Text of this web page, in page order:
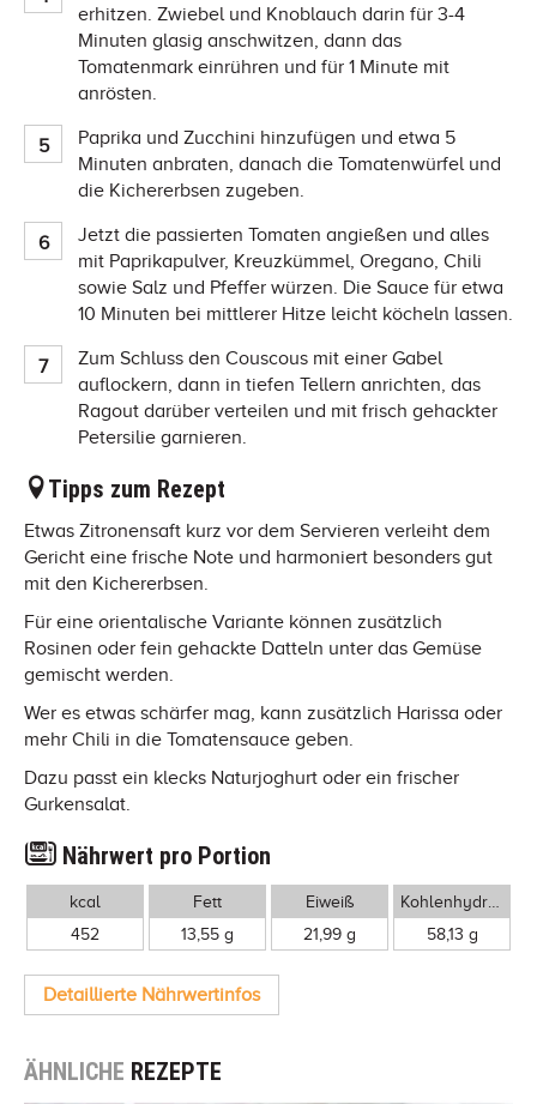
erhitzen. Zwiebel und Knoblauch darin für 3-4
Minuten glasig anschwitzen, dann das
Tomatenmark einrühren und für 1 Minute mit
anrösten.
Paprika und Zucchini hinzufügen und etwa 5
Minuten anbraten, danach die Tomatenwürfel und
die Kichererbsen zugeben.
Jetzt die passierten Tomaten angießen und alles
mit Paprikapulver, Kreuzkümmel, Oregano, Chili
sowie Salz und Pfeffer würzen. Die Sauce für etwa
10 Minuten bei mittlerer Hitze leicht köcheln lassen.
Zum Schluss den Couscous mit einer Gabel
auflockern, dann in tiefen Tellern anrichten, das
Ragout darüber verteilen und mit frisch gehackter
Petersilie garnieren.
Tipps zum Rezept
Etwas Zitronensaft kurz vor dem Servieren verleiht dem
Gericht eine frische Note und harmoniert besonders gut
mit den Kichererbsen.
Für eine orientalische Variante können zusätzlich
Rosinen oder fein gehackte Datteln unter das Gemüse
gemischt werden.
Wer es etwas schärfer mag, kann zusätzlich Harissa oder
mehr Chili in die Tomatensauce geben.
Dazu passt ein klecks Naturjoghurt oder ein frischer
Gurkensalat.
Nährwert pro Portion
kcal
452
Fett
13,55 g
Eiweiß
21,99 g
58,13 g
Detaillierte Nährwertinfos
ÄHNLICHE REZEPTE